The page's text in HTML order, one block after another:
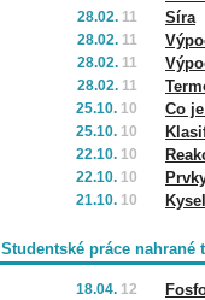
28.02. 11 Síra
28.02. 11
28.02. 11
28.02. 11
25.10. 10 Co
25.10. 10
22.10. 10
22.10. 10
21.10. 10
Studentské práce nahrané
18.04. 12